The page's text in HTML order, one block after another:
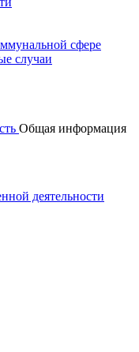
сфере
случаи
Общая информация
деятельности